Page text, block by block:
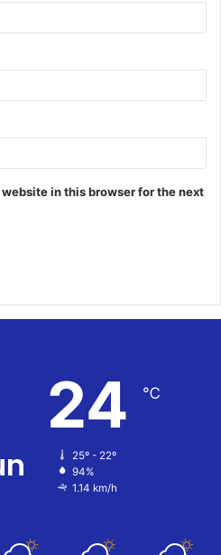
in this browser for the next
24 ℃
25º - 22º
94%
1.14 km/h